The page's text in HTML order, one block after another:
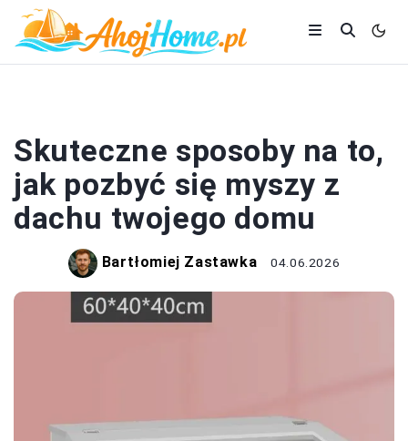
Skuteczne sposoby na to,
jak pozbyć się myszy z
dachu twojego domu
Bartłomiej Zastawka 04.06.2026